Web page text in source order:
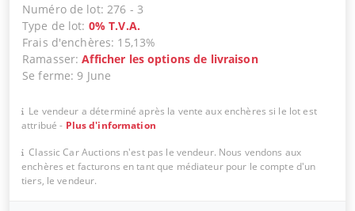
Numéro de lot:276 - 3
Type de lot: 0% T.V.A.
Frais d'enchères: 15,13%
Ramasser:Afficher les options de livraison
Se ferme: 9 June
Le vendeur a déterminé après la vente aux enchères si le lot est
attribué - Plus d'information
Classic Car Auctions n'est pas le vendeur. Nous vendons aux
enchères et facturons en tant que médiateur pour le compte d'un
tiers, le vendeur.